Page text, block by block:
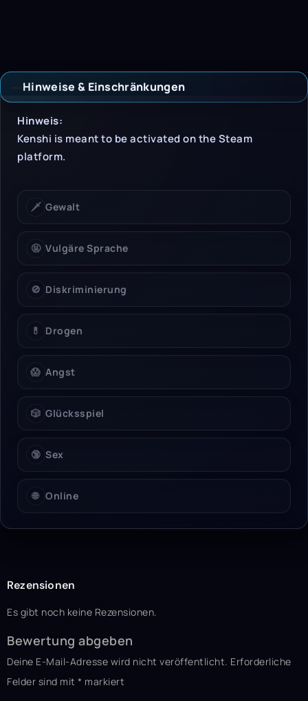
Hinweise & Einschränkungen
Hinweise &
Hinweis:
Kenshi is meant to be activated on the Steam
platform.
🗡️ Gewalt
🤬 Vulgäre Sprache
🚫 Diskriminierung
💊 Drogen
😱 Angst
🎲 Glücksspiel
🔞 Sex
🌐 Online
Rezensionen
Es gibt noch keine Rezensionen.
Bewertung abgeben
Deine E-Mail-Adresse wird nicht veröffentlicht. Erforderliche
Felder sind mit * markiert